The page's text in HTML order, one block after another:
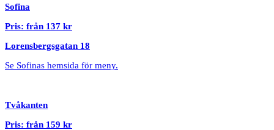
Sofina
Pris: från 137 kr
Lorensbergsgatan 18
Se Sofinas hemsida för meny.
Tvåkanten
Pris: från 159 kr